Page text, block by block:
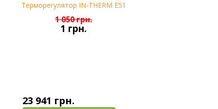
Терморегулятор IN-THERM E51
1 050 грн.
1 грн.
23 941 грн.